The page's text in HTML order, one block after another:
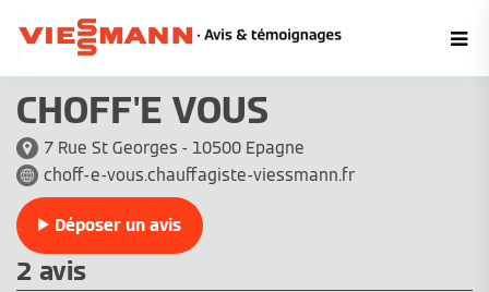
CHOFF'E VOUS
7 Rue St Georges - 10500 Epagne
choff-e-vous.chauffagiste-viessmann.fr
Déposer un avis
2 avis